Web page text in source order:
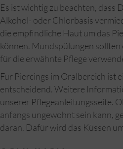
Es ist wichtig zu beachten, dass
Alkohol- oder Chlorbasis
die empfindliche Haut um das
können. Mundspülungen sollten
für die erwähnte Pflege
Für Piercings im Oralbereich ist
entscheidend. Weitere
unserer Pflegeanleitungsseite.
anfangs ungewohnt sein kann,
daran. Dafür wird das Küssen